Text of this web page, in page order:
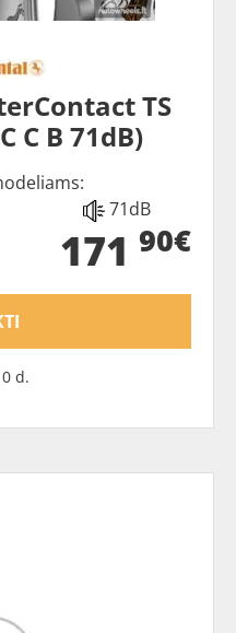
TS
C B 71dB)
71dB
171 90€
d.